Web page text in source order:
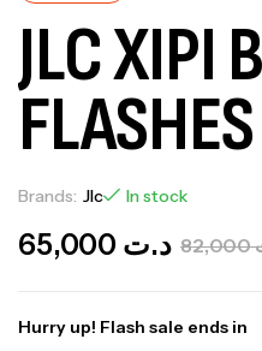
JLC XIPI
Brands: Jlc In stock
82,000 د.ت
Hurry up! Flash sale ends in